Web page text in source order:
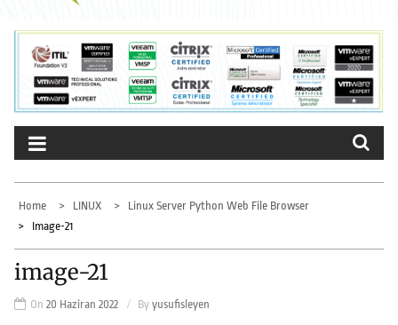
Home LINUX
Linux Server Python Web File Browser
Image-21
image-21
On 20 Haziran 2022 By yusufisleyen